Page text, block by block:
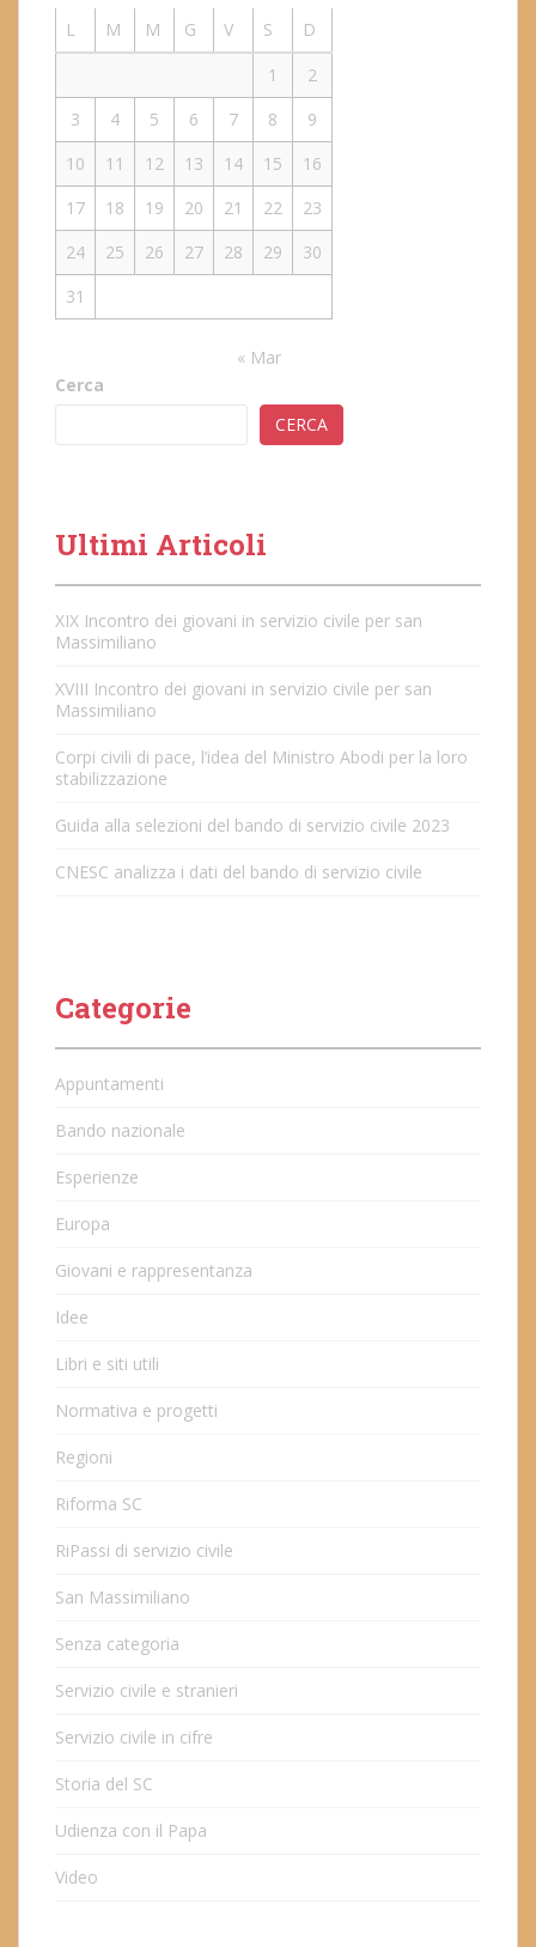
L M M G V S
D
1
2
3
4 5 6 7 8
9
10
11 12 13 14 15
16
17
18 19 20 21 22
23
24
25 26 27 28 29
30
31
« Mar
Cerca
CERCA
Ultimi Articoli
XIX Incontro dei giovani in servizio civile per san
Massimiliano
XVIII Incontro dei giovani in servizio civile per san
Massimiliano
Corpi civili di pace, l’idea del Ministro Abodi per la loro
stabilizzazione
Guida alla selezioni del bando di servizio civile 2023
CNESC analizza i dati del bando di servizio civile
Categorie
Appuntamenti
Bando nazionale
Esperienze
Europa
Giovani e rappresentanza
Idee
Libri e siti utili
Normativa e progetti
Regioni
Riforma SC
RiPassi di servizio civile
San Massimiliano
Senza categoria
Servizio civile e stranieri
Servizio civile in cifre
Storia del SC
Udienza con il Papa
Video